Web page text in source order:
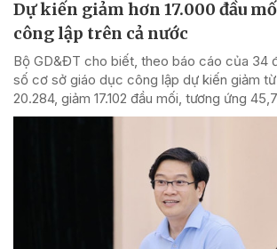
Dự kiến giảm hơn 17.000 đầu
công lập trên cả nước
Bộ GD&ĐT cho biết, theo báo cáo của 34
số cơ sở giáo dục công lập dự kiến giảm
20.284, giảm 17.102 đầu mối, tương ứng